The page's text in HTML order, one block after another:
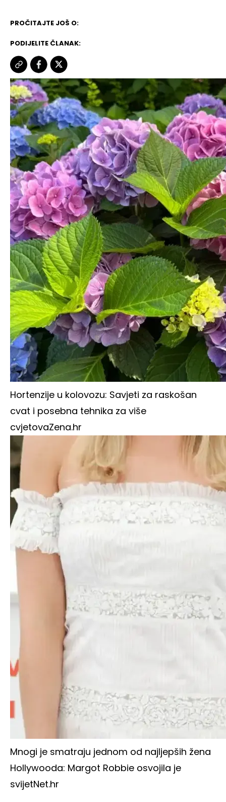
PROČITAJTE JOŠ O:
PODIJELITE ČLANAK:
Hortenzije u kolovozu: Savjeti za raskošan
cvat i posebna tehnika za više
cvjetovaZena.hr
Mnogi je smatraju jednom od najljepših žena
Hollywooda: Margot Robbie osvojila je
svijetNet.hr